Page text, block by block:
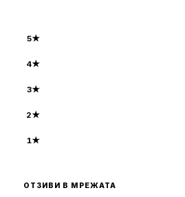
5★
4★
3★
2★
1★
ОТЗИВИ В МРЕЖАТА